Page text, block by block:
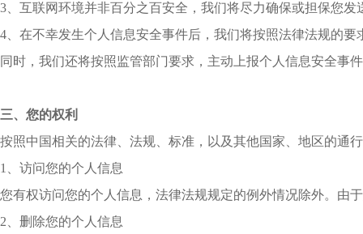
3、互联网环境并非百分之百安全，我们将尽力确保或担保您
4、在不幸发生个人信息安全事件后，我们将按照法律法规的
同时，我们还将按照监管部门要求，主动上报个人信息安全事
三、您的权利
按照中国相关的法律、法规、标准，以及其他国家、地区的通
1、访问您的个人信息
您有权访问您的个人信息，法律法规规定的例外情况除外。由
2、删除您的个人信息